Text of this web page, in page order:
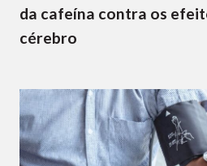
da cafeína contra os
cérebro